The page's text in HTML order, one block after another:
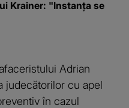
Krainer: "Instanța se
Adrian
judecătorilor cu apel
în cazul